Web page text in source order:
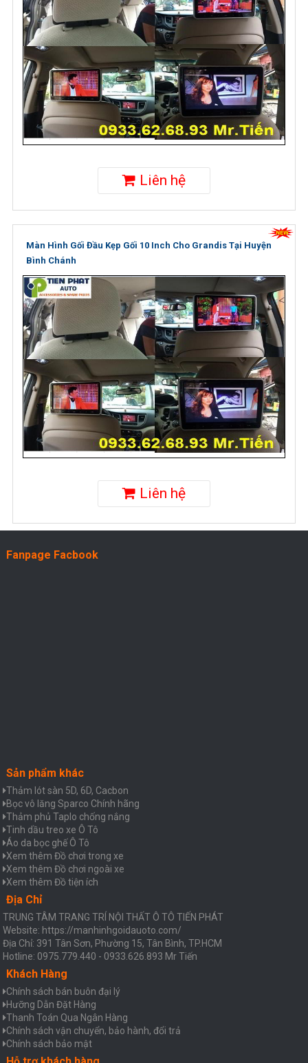
Liên hệ
Màn Hình Gối Đầu Kẹp Gối 10 Inch Cho Grandis Tại Huyện
Bình Chánh
Liên hệ
Fanpage Facbook
Sản phẩm khác
Thảm lót sàn 5D, 6D, Cacbon
Bọc vô lăng Sparco Chính hãng
Thảm phủ Taplo chống nắng
Tinh dầu treo xe Ô Tô
Áo da bọc ghế Ô Tô
Xem thêm Đồ chơi trong xe
Xem thêm Đồ chơi ngoài xe
Xem thêm Đồ tiện ích
Địa Chỉ
TRUNG TÂM TRANG TRÍ NỘI THẤT Ô TÔ TIẾN PHÁT
Website: https://manhinhgoidauoto.com/
Địa Chỉ: 391 Tân Sơn, Phường 15, Tân Bình, TP.HCM
Hotline: 0975.779.440 - 0933.626.893 Mr Tiến
Khách Hàng
Chính sách bán buôn đại lý
Hưỡng Dẫn Đặt Hàng
Thanh Toán Qua Ngân Hàng
Chính sách vận chuyển, bảo hành, đổi trả
Chính sách bảo mật